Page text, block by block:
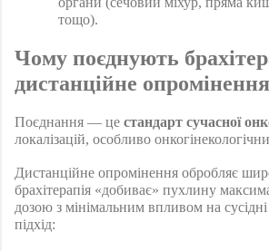
тощо).
Чому поєднують
дистанційне опромінення
Поєднання — це стандарт сучасної
локалізацій, особливо
Дистанційне опромінення обробляє
брахітерапія «добиває» пухлину
дозою з мінімальним впливом на
підхід: